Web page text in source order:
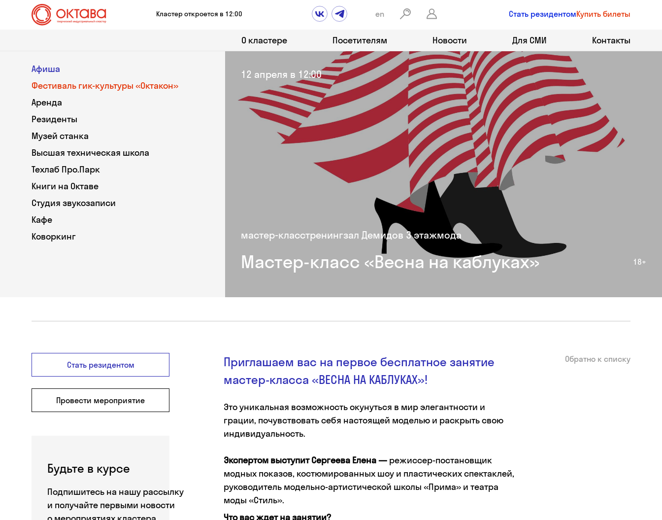
Кластер откроется в 12:00 en Стать резидентомКупить билеты
О кластере Посетителям Новости Для СМИ Контакты
Афиша
Фестиваль гик-культуры «Октакон»
Аренда
Резиденты
Музей станка
Высшая техническая школа
Техлаб Про.Парк
Книги на Октаве
Студия звукозаписи
Кафе
Коворкинг
12 апреля в 12:00
мастер-класстренингзал Демидов 3 этажмода
Мастер-класс «Весна на каблуках» 18+
Стать резидентом
Провести мероприятие
Будьте в курсе
Подпишитесь на нашу рассылку
и получайте первыми новости
Приглашаем вас на первое бесплатное занятие
мастер-класса «ВЕСНА НА КАБЛУКАХ»!
Это уникальная возможность окунуться в мир элегантности и
грации, почувствовать себя настоящей моделью и раскрыть свою
индивидуальность.
Экспертом выступит Сергеева Елена —режиссер-постановщик
модных показов, костюмированных шоу и пластических спектаклей,
руководитель модельно-артистической школы «Прима» и театра
моды «Стиль».
Что вас ждет на занятии?
Обратно к списку